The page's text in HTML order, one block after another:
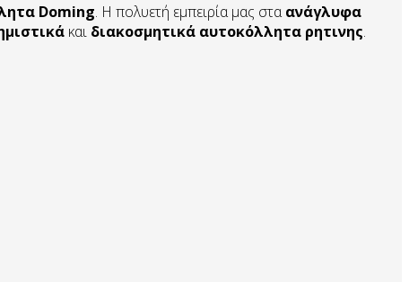
Doming. Η πολυετή εμπειρία μας σταανάγλυφα
και διακοσμητικά αυτοκόλλητα ρητινης.